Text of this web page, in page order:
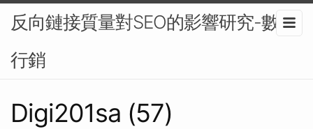
反向鏈接質量對SEO的影響研究-數位
行銷
Digi201sa (57)